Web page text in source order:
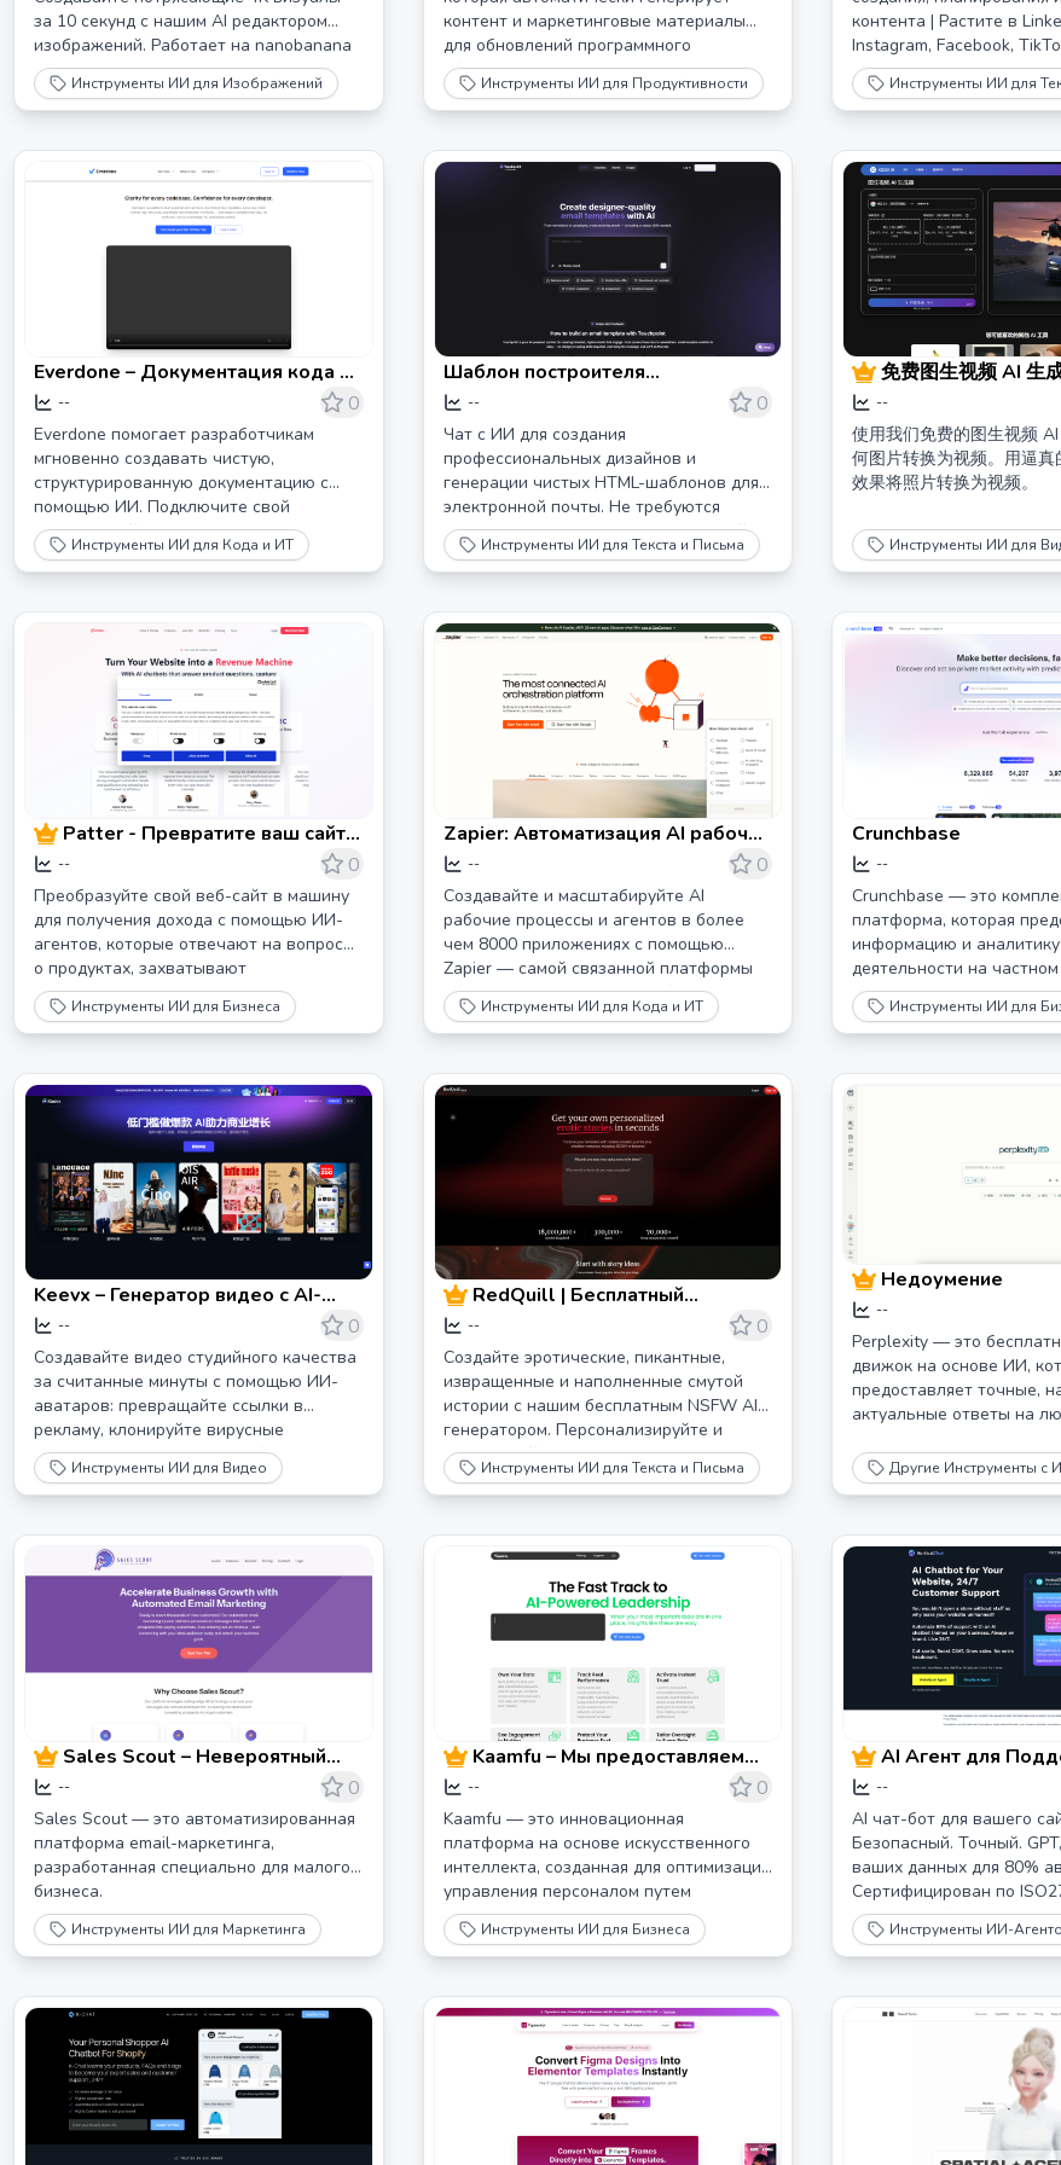
за 10 секунд с нашим AI редактором
изображений. Работает на nanobanana
2 AI для творческих команд на
nanobanapro.com. Без регистрации!
Инструменты ИИ для Изображений
контент и маркетинговые материалы
для обновлений программного
обеспечения.
Инструменты ИИ для Продуктивности
контента | Растите в
Instagram, Facebook,
Threads и других.
Инструменты ИИ для
Everdone – Документация кода на
основе ИИ и автоматизация для
разработчиков
-- 0
Everdone помогает разработчикам
мгновенно создавать чистую,
структурированную документацию с
помощью ИИ. Подключите свой
репозиторий GitHub и позвольте
CodeDoc автоматически обрабатывать
работы, только результаты.
Инструменты ИИ для Кода и ИТ
Шаблон построителя
электронной почты: Генерируйте
адаптивные дизайны с помощью
ИИ | Touchpoint
-- 0
Чат с ИИ для создания
профессиональных дизайнов и
генерации чистых HTML-шаблонов для
электронной почты. Не требуются
навыки программирования или дизайна.
Начните бесплатно сегодня.
Инструменты ИИ для Текста и Письма
免费图生视频 AI 生
转视频
--
使用我们免费的图生视频
何图片转换为视频。用逼真
效果将照片转换为视频。
Инструменты ИИ для
Patter - Превратите ваш сайт в
машину для заработка
-- 0
Преобразуйте свой веб-сайт в машину
для получения дохода с помощью ИИ-
агентов, которые отвечают на вопросы
о продуктах, захватывают
потенциальных клиентов и
автоматически записывают встречи.
Инструменты ИИ для Бизнеса
Zapier: Автоматизация AI рабочих
процессов, агентов и приложений
-- 0
Создавайте и масштабируйте AI
рабочие процессы и агентов в более
чем 8000 приложениях с помощью
Zapier — самой связанной платформы
оркестрации AI. Доверяют более 3
миллионов бизнесов.
Инструменты ИИ для Кода и ИТ
Crunchbase
--
Crunchbase — это
платформа, которая
информацию и
деятельности на
включая раунды
прогнозы роста
Инструменты ИИ для
Keevx – Генератор видео с AI-
аватарами для электронной
коммерции, маркетинга и
обучения
-- 0
Создавайте видео студийного качества
за считанные минуты с помощью ИИ-
аватаров: превращайте ссылки в
рекламу, клонируйте вирусные
сценарии и переводите на более чем
170 языков с синхронизацией губ.
Инструменты ИИ для Видео
RedQuill | Бесплатный
генератор эротических
историй на основе ИИ -
Создавайте острые,
извращенные истории
мгновенно
-- 0
Создайте эротические, пикантные,
извращенные и наполненные смутой
истории с нашим бесплатным NSFW AI
генератором. Персонализируйте и
настраивайте свои фантазии и
получайте их мгновенно, бесплатно, с
Инструменты ИИ для Текста и Письма
Недоумение
--
Perplexity — это
движок на основе ИИ,
предоставляет точные,
актуальные ответы на
Другие Инструменты с
Sales Scout – Невероятный
Email-маркетинг
-- 0
Sales Scout — это автоматизированная
платформа email-маркетинга,
разработанная специально для малого
бизнеса.
Инструменты ИИ для Маркетинга
Kaamfu – Мы предоставляем
рабочую силу
-- 0
Kaamfu — это инновационная
платформа на основе искусственного
интеллекта, созданная для оптимизации
управления персоналом путем
интеграции ключевых инструментов для
отслеживания эффективности,
Инструменты ИИ для Бизнеса
AI Агент для
Сайтов |
Компании
--
AI чат-бот для вашего
Безопасный. Точный.
ваших данных для 80%
Сертифицирован по
Доверяют бизнесу
2016 года.
Инструменты ИИ-